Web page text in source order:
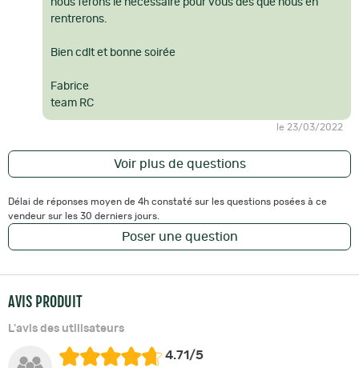
rentrerons.
Bien cdlt et bonne soirée
Fabrice
team RC
le 23/03/2022
Voir plus de questions
Délai de réponses moyen de 4h constaté sur les questions posées à ce
vendeur sur les 30 derniers jours.
Poser une question
AVIS PRODUIT
L'avis des utilisateurs
4.71/5